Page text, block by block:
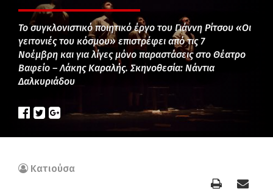
Το συγκλονιστικό ποιητικό έργο του Γιάννη Ρίτσου «Οι
γειτονιές του κόσμου» επιστρέφει από τις 7
Νοέμβρη και για λίγες μόνο παραστάσεις στο Θέατρο
Βαφείο – Λάκης Καραλής. Σκηνοθεσία: Νάντια
Δαλκυριάδου
Κατιούσα